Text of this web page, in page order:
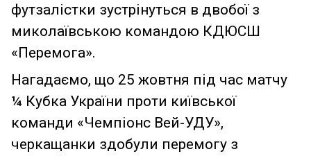
футзалістки зустрінуться в двобої з
миколаївською командою КДЮСШ
«Перемога».
Нагадаємо, що 25 жовтня під час матчу
¼ Кубка України проти київської
команди «Чемпіонс Вей-УДУ»,
черкащанки здобули перемогу з